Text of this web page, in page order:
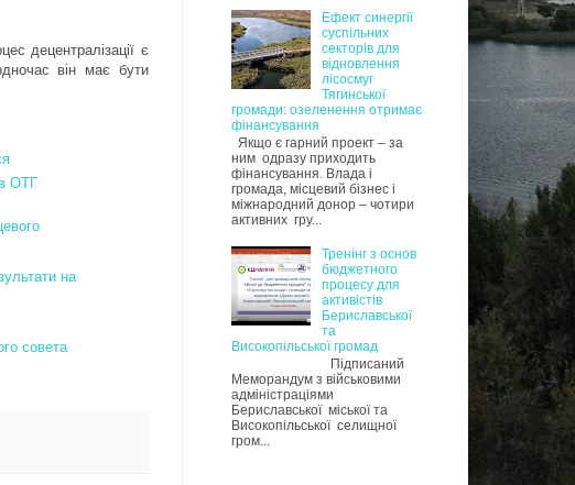
децентралізації є
він має бути
ОТГ
на
совета
Ефект синергії
суспільних
секторів для
відновлення
лісосмуг
Тягинської
громади: озеленення отримає
фінансування
Якщо є гарний проект – за
ним одразу приходить
фінансування. Влада і
громада, місцевий бізнес і
міжнародний донор – чотири
активних гру...
Тренінг з основ
бюджетного
процесу для
активістів
Бериславської
та
Високопільської громад
Підписаний
Меморандум з військовими
адміністраціями
Бериславської міської та
Високопільської селищної
гром...